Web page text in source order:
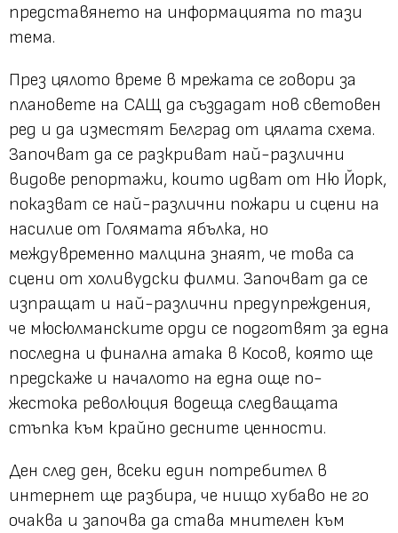
представянето на информацията по тази
тема.
През цялото време в мрежата се говори за
плановете на САЩ да създадат нов световен
ред и да изместят Белград от цялата схема.
Започват да се разкриват най-различни
видове репортажи, които идват от Ню Йорк,
показват се най-различни пожари и сцени на
насилие от Голямата ябълка, но
междувременно малцина знаят, че това са
сцени от холивудски филми. Започват да се
изпращат и най-различни предупреждения,
че мюсюлманските орди се подготвят за една
последна и финална атака в Косов, която ще
предскаже и началото на една още по-
жестока революция водеща следващата
стъпка към крайно десните ценности.
Ден след ден, всеки един потребител в
интернет ще разбира, че нищо хубаво не го
очаква и започва да става мнителен към